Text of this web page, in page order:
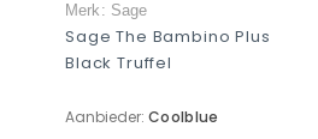
Merk: Sage
Sage The Bambino Plus
Black Truffel
Aanbieder: Coolblue